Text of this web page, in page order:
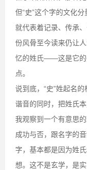
但“史”这个字的文化
就代表着记录、传承
份风骨至今读来仍让
忆的姓氏——这是它的
点。
说到底，“史”姓起名
谐音的同时，把姓氏
我观察到一个有意思
成功与否，跟名字的
字，基本都是因为姓
想。这不是玄学，是